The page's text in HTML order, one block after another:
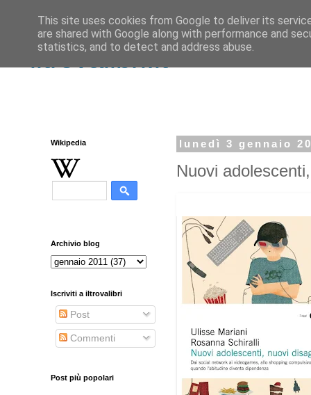
iltrovalibri.it
lunedì 3 gennaio
Nuovi
Wikipedia
Archivio blog
Iscriviti a iltrovalibri
Post
Commenti
Post più popolari
This site uses cookies from Google to deliver its
are shared with Google along with performance and
statistics, and to detect and address abuse.